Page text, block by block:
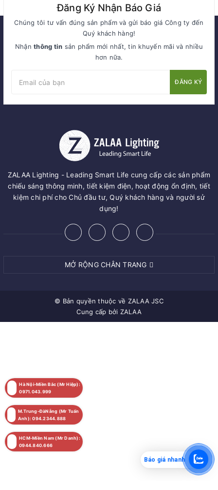
Đăng Ký Nhận Báo Giá
Chúng tôi tư vấn đúng sản phẩm và gửi báo giá Công ty đến
Quý khách hàng!
Nhậnthông tin sản phẩm mới nhất, tin khuyến mãi và nhiều
hơn nữa.
ĐĂNG KÝ
ZALAA Lighting - Leading Smart Life cung cấp các sản phẩm
chiếu sáng thông minh, tiết kiệm điện, hoạt động ổn định, tiết
kiệm chi phí cho Chủ đầu tư, Quý khách hàng và người sử
dụng!
MỞ RỘNG CHÂN TRANG
© Bản quyền thuộc về ZALAA JSC
Cung cấp bởi ZALAA
HCM-Miền Nam (Mr Danh):
0944.840.666
Hà Nội-Miền Bắc (Mr Hiệp):
0971.043.999
M.Trung-ĐàNẵng (Mr Tuấn
Anh): 094.2344.888
Báo giá nhanh